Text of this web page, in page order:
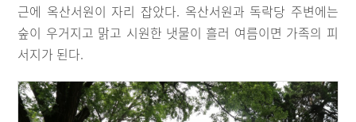
근에 옥산서원이 자리 잡았다. 옥산서원과 독락당 주변에는
숲이 우거지고 맑고 시원한 냇물이 흘러 여름이면 가족의 피
서지가 된다.